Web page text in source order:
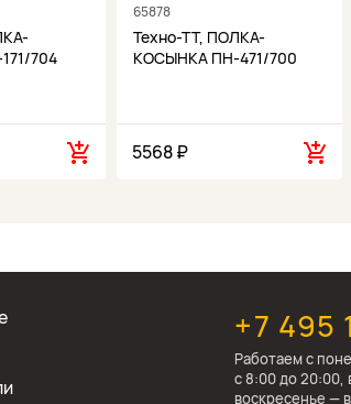
704
65878
Техно-ТТ, ПОЛКА-
КОСЫНКА ПН-471/700
5568 ₽
+7 495
Работаем c
с 8:00 до 20:00,
воскресенье —